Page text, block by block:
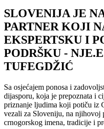
SLOVENIJA JE
PARTNER KOJI
EKSPERTSKU I
PODRŠKU -
TUFEGDŽIĆ
Sa osjećajem ponosa i
dijasporu, koja je prepoznata i
priznanje ljudima koji potiču iz
vezali za Sloveniju, na njihovoj
crnogorskog imena, tradicije i